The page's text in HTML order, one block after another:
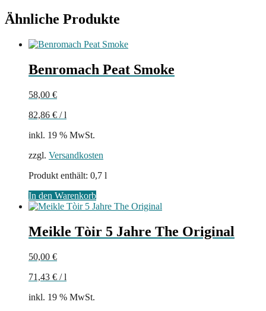
Ähnliche Produkte
Benromach Peat Smoke
58,00 €
82,86 € /l
inkl. 19 % MwSt.
zzgl. Versandkosten
Produkt enthält: 0,7 l
In den Warenkorb
Meikle Tòir 5 Jahre The Original
50,00 €
71,43 € /l
inkl. 19 % MwSt.